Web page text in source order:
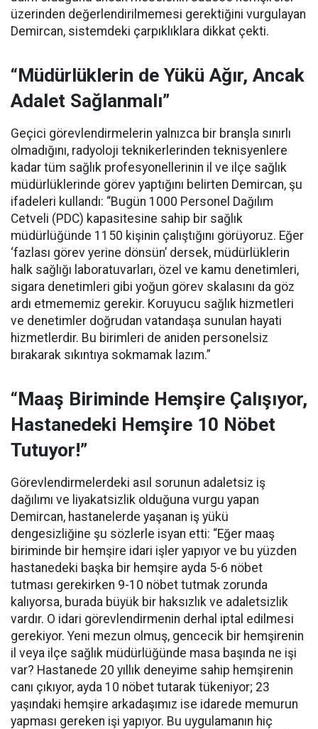
üzerinden değerlendirilmemesi gerektiğini vurgulayan
Demircan, sistemdeki çarpıklıklara dikkat çekti.
“Müdürlüklerin de Yükü Ağır, Ancak
Adalet Sağlanmalı”
Geçici görevlendirmelerin yalnızca bir branşla sınırlı
olmadığını, radyoloji teknikerlerinden teknisyenlere
kadar tüm sağlık profesyonellerinin il ve ilçe sağlık
müdürlüklerinde görev yaptığını belirten Demircan, şu
ifadeleri kullandı: “Bugün 1000 Personel Dağılım
Cetveli (PDC) kapasitesine sahip bir sağlık
müdürlüğünde 1150 kişinin çalıştığını görüyoruz. Eğer
‘fazlası görev yerine dönsün’ dersek, müdürlüklerin
halk sağlığı laboratuvarları, özel ve kamu denetimleri,
sigara denetimleri gibi yoğun görev skalasını da göz
ardı etmememiz gerekir. Koruyucu sağlık hizmetleri
ve denetimler doğrudan vatandaşa sunulan hayati
hizmetlerdir. Bu birimleri de aniden personelsiz
bırakarak sıkıntıya sokmamak lazım.”
“Maaş Biriminde Hemşire Çalışıyor,
Hastanedeki Hemşire 10 Nöbet
Tutuyor!”
Görevlendirmelerdeki asıl sorunun adaletsiz iş
dağılımı ve liyakatsizlik olduğuna vurgu yapan
Demircan, hastanelerde yaşanan iş yükü
dengesizliğine şu sözlerle isyan etti: “Eğer maaş
biriminde bir hemşire idari işler yapıyor ve bu yüzden
hastanedeki başka bir hemşire ayda 5-6 nöbet
tutması gerekirken 9-10 nöbet tutmak zorunda
kalıyorsa, burada büyük bir haksızlık ve adaletsizlik
vardır. O idari görevlendirmenin derhal iptal edilmesi
gerekiyor. Yeni mezun olmuş, gencecik bir hemşirenin
il veya ilçe sağlık müdürlüğünde masa başında ne işi
var? Hastanede 20 yıllık deneyime sahip hemşirenin
canı çıkıyor, ayda 10 nöbet tutarak tükeniyor; 23
yaşındaki hemşire arkadaşımız ise idarede memurun
yapması gereken işi yapıyor. Bu uygulamanın hiç